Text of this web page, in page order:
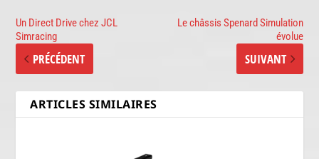
Un Direct Drive chez JCL
Simracing
PRÉCÉDENT
Le châssis Spenard Simulation
évolue
SUIVANT
ARTICLES SIMILAIRES